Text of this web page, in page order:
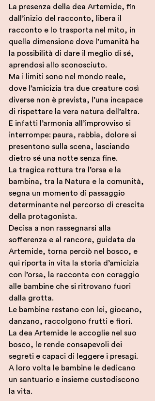
La presenza della dea Artemide, fin
dall’inizio del racconto, libera il
racconto e lo trasporta nel mito, in
quella dimensione dove l’umanità ha
la possibilità di dare il meglio di sé,
aprendosi allo sconosciuto.
Ma i limiti sono nel mondo reale,
dove l’amicizia tra due creature così
diverse non è prevista, l’una incapace
di rispettare la vera natura dell’altra.
E infatti l’armonia all’improvviso si
interrompe: paura, rabbia, dolore si
presentono sulla scena, lasciando
dietro sé una notte senza fine.
La tragica rottura tra l’orsa e la
bambina, tra la Natura e la comunità,
segna un momento di passaggio
determinante nel percorso di crescita
della protagonista.
Decisa a non rassegnarsi alla
sofferenza e al rancore, guidata da
Artemide, torna perciò nel bosco, e
qui riporta in vita la storia d’amicizia
con l’orsa, la racconta con coraggio
alle bambine che si ritrovano fuori
dalla grotta.
Le bambine restano con lei, giocano,
danzano, raccolgono frutti e fiori.
La dea Artemide le accoglie nel suo
bosco, le rende consapevoli dei
segreti e capaci di leggere i presagi.
A loro volta le bambine le dedicano
un santuario e insieme custodiscono
la vita.